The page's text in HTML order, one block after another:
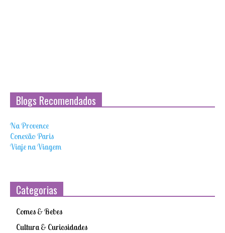
Blogs Recomendados
Na Provence
Conexão Paris
Viaje na Viagem
Categorias
Comes & Bebes
Cultura & Curiosidades